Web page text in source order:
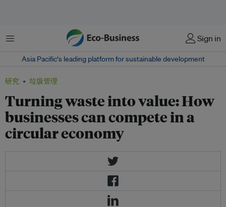
菜单 Sign in
Asia Pacific‘s leading platform for sustainable development
研究 垃圾管理
Turning waste into value: How
businesses can compete in a
circular economy